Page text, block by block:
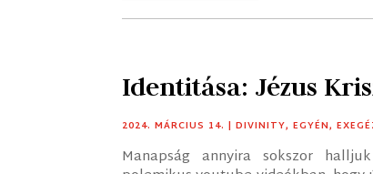
Identitása: Jézus
2024. MÁRCIUS 14. |DIVINITY,EGYÉN,
Manapság annyira sokszor